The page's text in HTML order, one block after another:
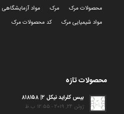
محصولات مرک
مرک مواد آزمایشگاهی
مواد شیمیایی مرک
کد محصولات مرک
محصولات تازه
بیس کلراید نیکل ۲| ۸۱۸۱۵۸
ژوئن 24, 2019 - 12:55 ب.ظ